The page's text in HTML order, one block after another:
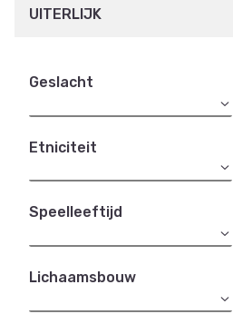
UITERLIJK
Geslacht
Etniciteit
Speelleeftijd
Lichaamsbouw